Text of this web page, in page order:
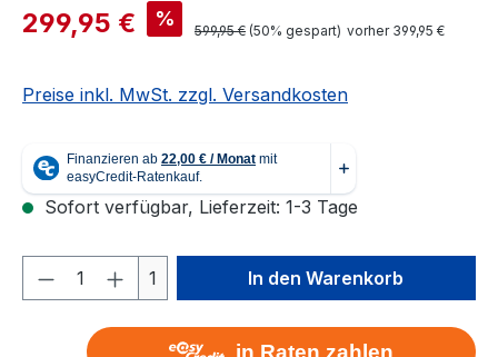
Verkaufspreis:
299,95 € % Regulärer Preis:
599,95 € (50% gespart) vorher 399,95 €
Preise inkl. MwSt. zzgl. Versandkosten
Sofort verfügbar, Lieferzeit: 1-3 Tage
Produkt Anzahl: Gib den
1 In den Warenkorb